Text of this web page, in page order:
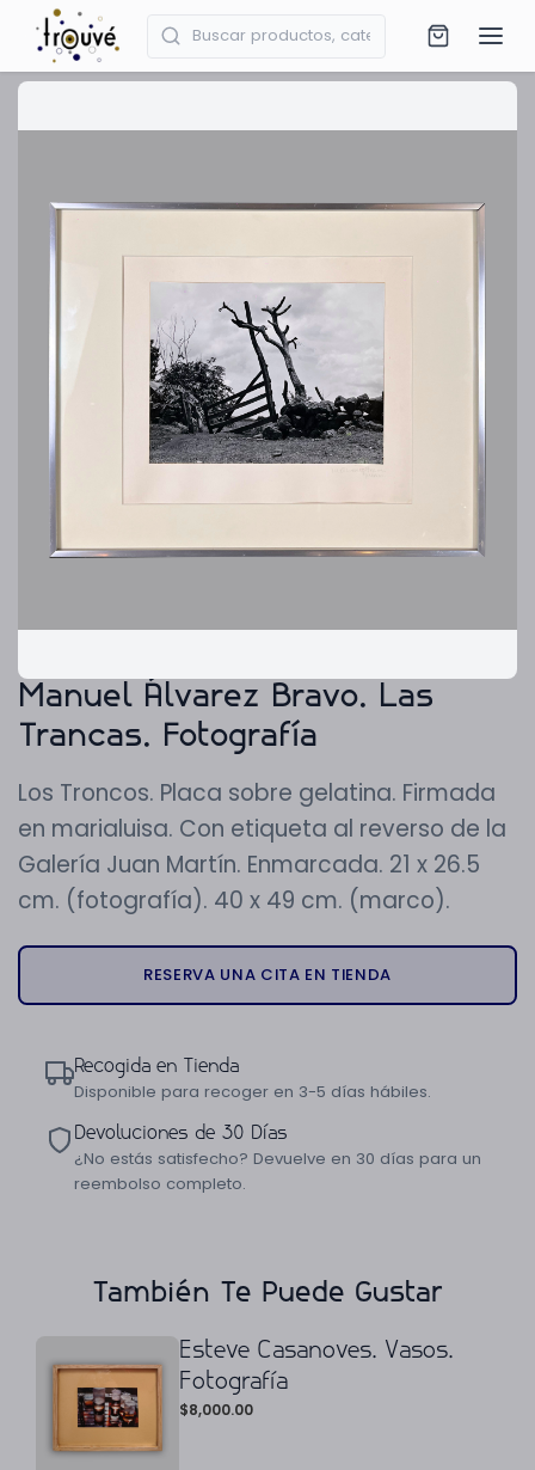
Manuel Álvarez Bravo. Las
Trancas. Fotografía
Los Troncos. Placa sobre gelatina. Firmada
en marialuisa. Con etiqueta al reverso de la
Galería Juan Martín. Enmarcada. 21 x 26.5
cm. (fotografía). 40 x 49 cm. (marco).
RESERVA UNA CITA EN TIENDA
Recogida en Tienda
Disponible para recoger en 3-5 días hábiles.
Devoluciones de 30 Días
¿No estás satisfecho? Devuelve en 30 días para un
reembolso completo.
También Te Puede Gustar
Esteve Casanoves. Vasos.
Fotografía
$8,000.00